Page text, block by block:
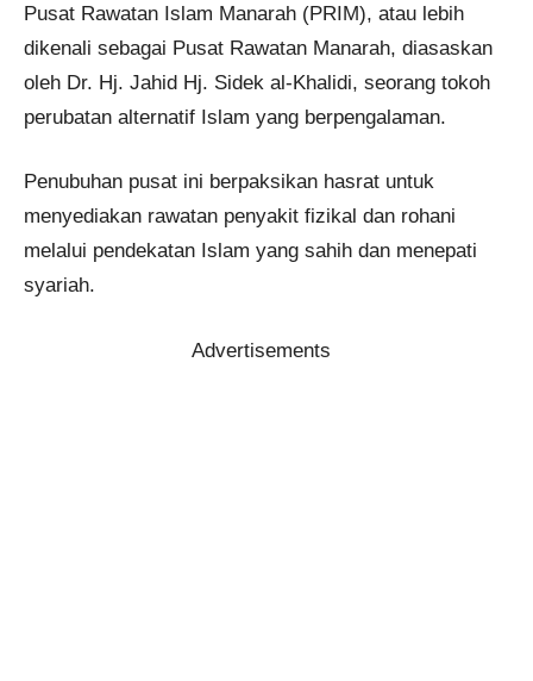
Pusat Rawatan Islam Manarah (PRIM), atau lebih
dikenali sebagai Pusat Rawatan Manarah, diasaskan
oleh Dr. Hj. Jahid Hj. Sidek al-Khalidi, seorang tokoh
perubatan alternatif Islam yang berpengalaman.
Penubuhan pusat ini berpaksikan hasrat untuk
menyediakan rawatan penyakit fizikal dan rohani
melalui pendekatan Islam yang sahih dan menepati
syariah.
Advertisements